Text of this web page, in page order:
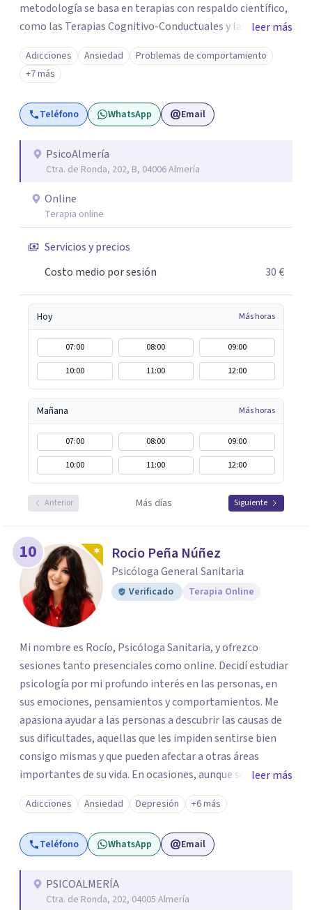
metodología se basa en terapias con respaldo científico,
como las Terapias Cognitivo-Conductuales y las Terapias
de Tercera Generación, diseñadas para ayudarte a
transformar pensamientos y comportamientos que
afectan tu bienestar. Sabemos lo difícil que puede ser dar
el primer paso, pero estamos aquí para caminar a tu lado.
En PsicoAlmeria, tus objetivos serán los nuestros.
situación? Escríbenos o llámanos; estaremos encantados
de escucharte y ofrecerte toda la información que
son tanto presenciales como online, adaptándonos a ti.
Ha llegado el momento de priorizar tu bienestar y dar el
paso hacia una nueva etapa en tu vida. ¡Contáctanos hoy y
leer más
Adicciones Ansiedad
Problemas de comportamiento
+7 más
Teléfono WhatsApp Email
PsicoAlmería
Ctra. de Ronda, 202, B, 04006 Almería
Online
Terapia online
Servicios y precios
Costo medio por sesión
30 €
Hoy Más horas
07:00 08:00
09:00
10:00
11:00 12:00
Mañana Más horas
07:00 08:00
09:00
10:00
11:00 12:00
Anterior Más días Siguiente
10 Rocio Peña Núñez
Psicóloga General Sanitaria
Verificado Terapia Online
Mi nombre es Rocío, Psicóloga Sanitaria, y ofrezco
sesiones tanto presenciales como online. Decidí estudiar
psicología por mi profundo interés en las personas, en
sus emociones, pensamientos y comportamientos. Me
apasiona ayudar a las personas a descubrir las causas de
sus dificultades, aquellas que les impiden sentirse bien
consigo mismas y que pueden afectar a otras áreas
importantes de su vida. En ocasiones, aunque somos
conscientes de que algo no está funcionando, no
sabemos cómo resolverlo, y ahí es donde intervengo para
acompañar en ese proceso. Soy titulada con un Máster en
Psicología General Sanitaria y experta en terapias de
creencias y pensamientos limitantes, ansiedad, estrés,
desmotivación, tristeza o depresión, además de miedos,
leer más
Adicciones Ansiedad Depresión +6 más
Teléfono WhatsApp Email
PSICOALMERÍA
Ctra. de Ronda, 202, 04005 Almería